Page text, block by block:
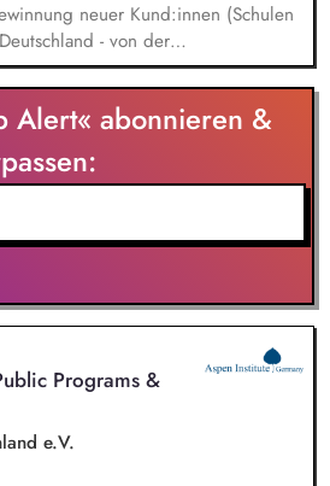
neuer Kund:innen (Schulen
- von der
Vertragsabschluss. Dabei arbeitest
Leads als auch mit
in einem typischen Sales-
Außerdem repräsentierst du
und Veranstaltungen im
aktiv dazu bei, unsere Marke in
Alert« abonnieren &
Programs &
e.V.